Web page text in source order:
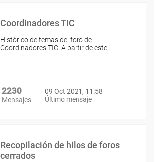
Coordinadores TIC
Histórico de temas del foro de
Coordinadores TIC. A partir de este…
2230
Mensajes
09 Oct 2021, 11:58
Último mensaje
Recopilación de hilos de foros
cerrados